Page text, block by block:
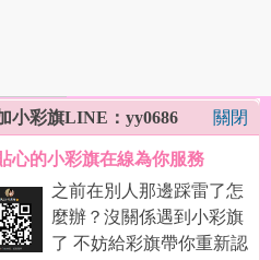
關閉
小彩旗LINE：yy0686
心的小彩旗在線為你服務
之前在別人那邊踩雷了怎
麼辦？沒關係遇到小彩旗
了 不妨給彩旗帶你重新認
你挑選
的（外
術踩雷
！(
queries .